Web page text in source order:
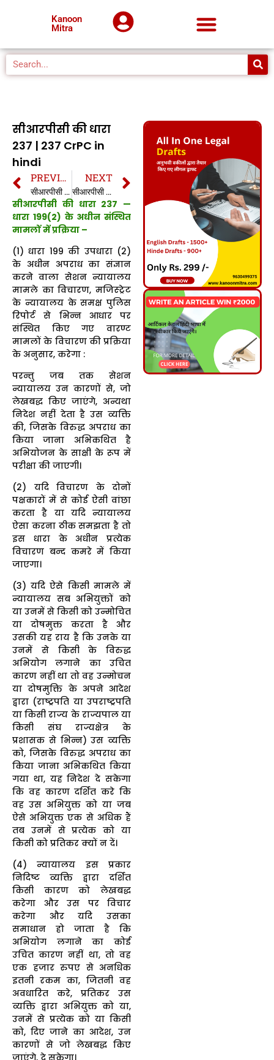
Kanoon
Mitra
सीआरपीसी की धारा
237 | 237 CrPC in
hindi
PREVIOUS
सीआरपीसी की धारा 236 | 236 CrPC in hindi
NEXT
सीआरपीसी की धारा 238 | 238 CrPC in hindi
सीआरपीसी की धारा 237 —
धारा 199(2) के अधीन संस्थित
मामलों में प्रक्रिया –
(1) धारा 199 की उपधारा (2)
के अधीन अपराध का संज्ञान
करने वाला सेशन न्यायालय
मामले का विचारण, मजिस्ट्रेट
के न्यायालय के समक्ष पुलिस
रिपोर्ट से भिन्न आधार पर
संस्थित किए गए वारण्ट
मामलों के विचारण की प्रक्रिया
के अनुसार, करेगा :
परन्तु जब तक सेशन
न्यायालय उन कारणों से, जो
लेखबद्ध किए जाएंगे, अन्यथा
निदेश नहीं देता है उस व्यक्ति
की, जिसके विरुद्ध अपराध का
किया जाना अभिकथित है
अभियोजन के साक्षी के रूप में
परीक्षा की जाएगी।
(2) यदि विचारण के दोनों
पक्षकारों में से कोई ऐसी वांछा
करता है या यदि न्यायालय
ऐसा करना ठीक समझता है तो
इस धारा के अधीन प्रत्येक
विचारण बन्द कमरे में किया
जाएगा।
(3) यदि ऐसे किसी मामले में
न्यायालय सब अभियुक्तों को
या उनमें से किसी को उन्मोचित
या दोषमुक्त करता है और
उसकी यह राय है कि उनके या
उनमें से किसी के विरुद्ध
अभियोग लगाने का उचित
कारण नहीं था तो वह उन्मोचन
या दोषमुक्ति के अपने आदेश
द्वारा (राष्ट्रपति या उपराष्ट्रपति
या किसी राज्य के राज्यपाल या
किसी संघ राज्यक्षेत्र के
प्रशासक से भिन्न) उस व्यक्ति
को, जिसके विरुद्ध अपराध का
किया जाना अभिकथित किया
गया था, यह निदेश दे सकेगा
कि वह कारण दर्शित करे कि
वह उस अभियुक्त को या जब
ऐसे अभियुक्त एक से अधिक हैं
तब उनमें से प्रत्येक को या
किसी को प्रतिकर क्यों न दें।
(4) न्यायालय इस प्रकार
निदिष्ट व्यक्ति द्वारा दर्शित
किसी कारण को लेखबद्ध
करेगा और उस पर विचार
करेगा और यदि उसका
समाधान हो जाता है कि
अभियोग लगाने का कोई
उचित कारण नहीं था, तो वह
एक हजार रुपए से अनधिक
इतनी रकम का, जितनी वह
अवधारित करे, प्रतिकर उस
व्यक्ति द्वारा अभियुक्त को या,
उनमें से प्रत्येक को या किसी
को, दिए जाने का आदेश, उन
कारणों से जो लेखबद्ध किए
जाएंगे, दे सकेगा।